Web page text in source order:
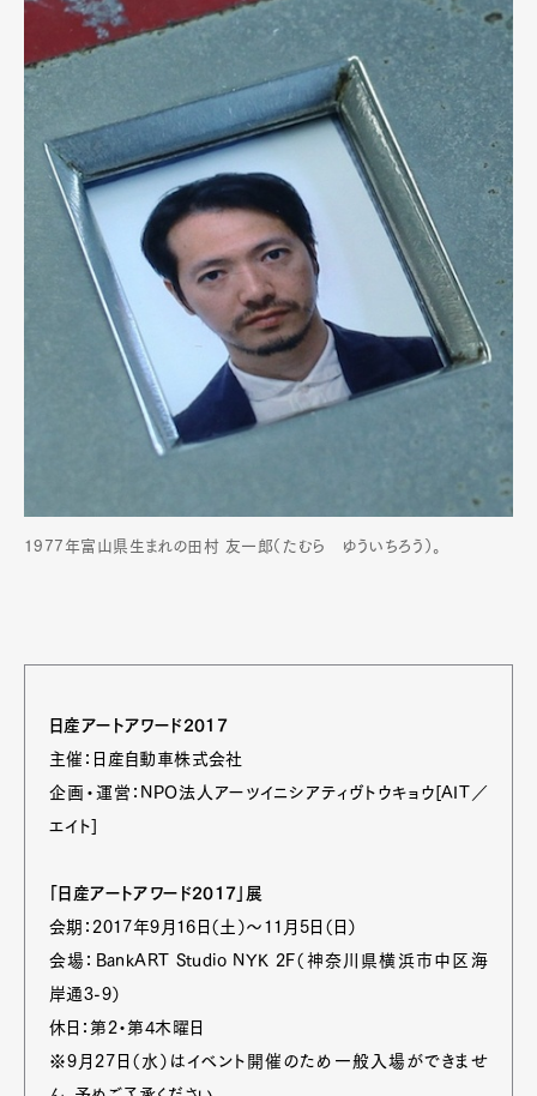
1977年富山県生まれの田村 友一郎（たむら ゆういちろう）。
日産アートアワード2017
主催：日産自動車株式会社
企画・運営：NPO法人アーツイニシアティヴトウキョウ[AIT／
エイト]
「日産アートアワード2017」展
会期：2017年9月16日（土）～11月5日（日）
会場：BankART Studio NYK 2F（神奈川県横浜市中区海
岸通3-9）
休日：第2・第4木曜日
※9月27日（水）はイベント開催のため一般入場ができませ